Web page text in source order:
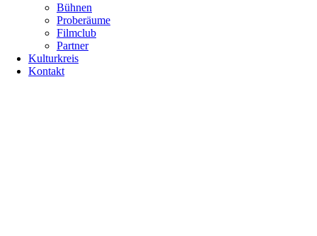
Bühnen
Proberäume
Filmclub
Partner
Kulturkreis
Kontakt